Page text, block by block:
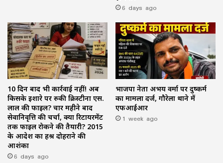
6 days ago
10 दिन बाद भी कार्रवाई नहीं! अब
किसके इशारे पर रुकी क्रिस्टीना एस.
लाल की फाइल? चार महीने बाद
सेवानिवृत्ति की चर्चा, क्या रिटायरमेंट
तक फाइल रोकने की तैयारी? 2015
के आदेश का हश्र दोहराने की
आशंका
6 days ago
भाजपा नेता अभय वर्मा पर दुष्कर्म
का मामला दर्ज, गौरेला थाने में
एफआईआर
1 week ago